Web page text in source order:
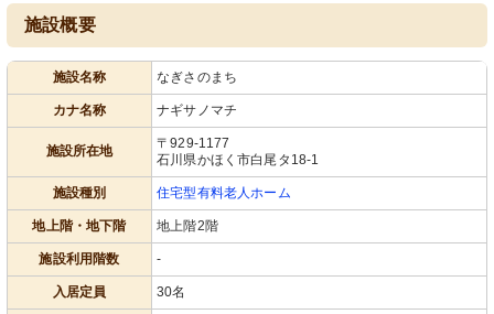
施設概要
施設名称 なぎさのまち
カナ名称 ナギサノマチ
施設所在地
〒929-1177
石川県かほく市白尾タ18-1
施設種別 住宅型有料老人ホーム
地上階・地下階 地上階2階
施設利用階数 -
入居定員 30名